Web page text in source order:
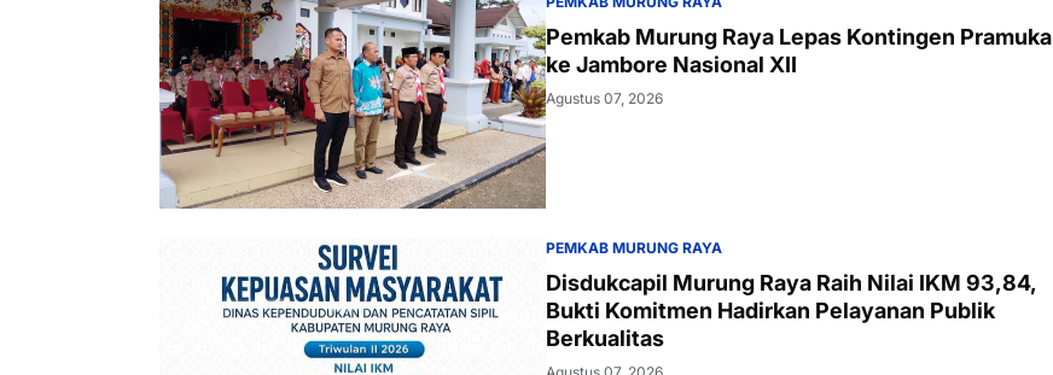
Pemkab Murung Raya Lepas Kontingen Pramuka
ke Jambore Nasional XII
Agustus 07, 2026
PEMKAB MURUNG RAYA
Disdukcapil Murung Raya Raih Nilai IKM 93,84,
Bukti Komitmen Hadirkan Pelayanan Publik
Berkualitas